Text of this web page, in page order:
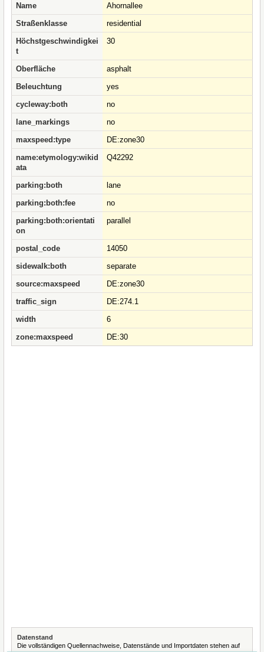
Name
Ahornallee
Straßenklasse
residential
Höchstgeschwindigkei
t
30
Oberfläche
asphalt
Beleuchtung
yes
cycleway:both
no
lane_markings
no
maxspeed:type
DE:zone30
name:etymology:wikid
ata
Q42292
parking:both
lane
parking:both:fee
no
parking:both:orientati
on
parallel
postal_code
14050
sidewalk:both
separate
source:maxspeed
DE:zone30
traffic_sign
DE:274.1
width
6
zone:maxspeed
DE:30
Datenstand
Die vollständigen Quellennachweise, Datenstände und Importdaten stehen auf